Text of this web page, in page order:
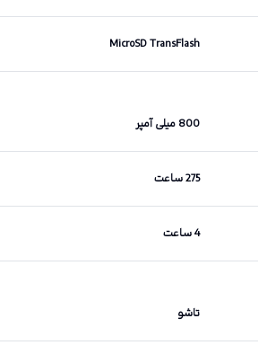
MicroSD TransFlash
800 میلی آمپر
275 ساعت
4 ساعت
تاشو